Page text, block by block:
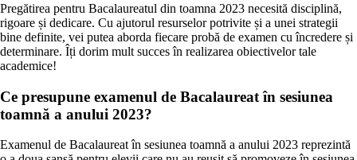
Pregătirea pentru Bacalaureatul din toamna 2023 necesită disciplină,
rigoare și dedicare. Cu ajutorul resurselor potrivite și a unei strategii
bine definite, vei putea aborda fiecare probă de examen cu încredere și
determinare. Îți dorim mult succes în realizarea obiectivelor tale
academice!
Ce presupune examenul de Bacalaureat în sesiunea
toamnă a anului 2023?
Examenul de Bacalaureat în sesiunea toamnă a anului 2023 reprezintă